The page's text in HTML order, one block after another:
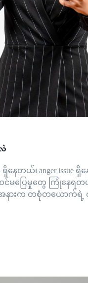
ယ်၊ anger issue
မပြေမှုတွေ ကြုံနေရ
နားက တစုံတယောက်